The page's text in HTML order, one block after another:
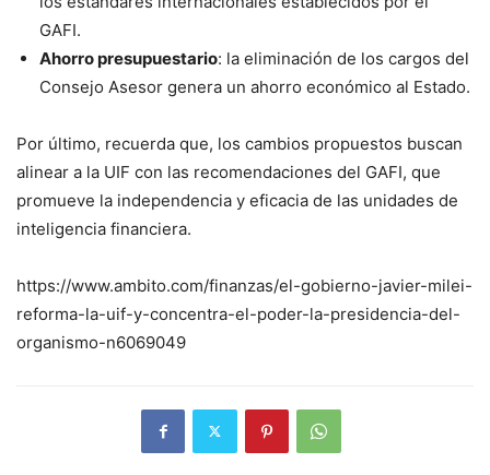
GAFI.
Ahorro presupuestario: la eliminación de los cargos del
Consejo Asesor genera un ahorro económico al Estado.
Por último, recuerda que, los cambios propuestos buscan
alinear a la UIF con las recomendaciones del GAFI, que
promueve la independencia y eficacia de las unidades de
inteligencia financiera.
https://www.ambito.com/finanzas/el-gobierno-javier-milei-
reforma-la-uif-y-concentra-el-poder-la-presidencia-del-
organismo-n6069049